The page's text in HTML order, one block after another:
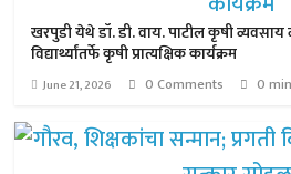
खरपुडी येथे डॉ. डी. वाय. पाटील कृषी व्यवसाय
विद्यार्थ्यांतर्फे कृषी प्रात्यक्षिक कार्यक्रम
June 21, 2026 0 Comments 0